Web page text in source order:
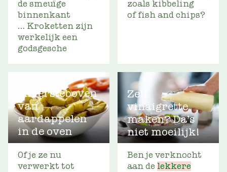
de smeuïge
binnenkant
… Kroketten zijn
werkelijk een
godsgesche
zoals kibbeling
of fish and chips?
ondersteboven
van
aardappelen
in de oven
Of je ze nu
verwerkt tot
Zelf
vinaigrette
maken? Da’s
niet moeilijk!
Ben je verknocht
aan de lekkere